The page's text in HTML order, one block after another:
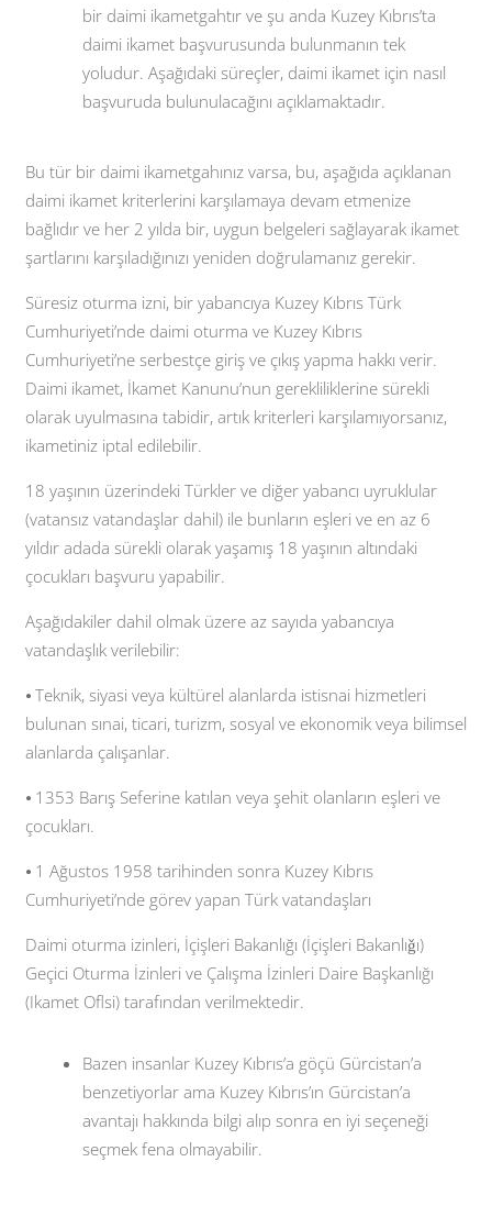
bir daimi ikametgahtır ve şu anda Kuzey Kıbrıs’ta
daimi ikamet başvurusunda bulunmanın tek
yoludur. Aşağıdaki süreçler, daimi ikamet için nasıl
başvuruda bulunulacağını açıklamaktadır.
Bu tür bir daimi ikametgahınız varsa, bu, aşağıda açıklanan
daimi ikamet kriterlerini karşılamaya devam etmenize
bağlıdır ve her 2 yılda bir, uygun belgeleri sağlayarak ikamet
şartlarını karşıladığınızı yeniden doğrulamanız gerekir.
Süresiz oturma izni, bir yabancıya Kuzey Kıbrıs Türk
Cumhuriyeti’nde daimi oturma ve Kuzey Kıbrıs
Cumhuriyeti’ne serbestçe giriş ve çıkış yapma hakkı verir.
Daimi ikamet, İkamet Kanunu’nun gerekliliklerine sürekli
olarak uyulmasına tabidir, artık kriterleri karşılamıyorsanız,
ikametiniz iptal edilebilir.
18 yaşının üzerindeki Türkler ve diğer yabancı uyruklular
(vatansız vatandaşlar dahil) ile bunların eşleri ve en az 6
yıldır adada sürekli olarak yaşamış 18 yaşının altındaki
çocukları başvuru yapabilir.
Aşağıdakiler dahil olmak üzere az sayıda yabancıya
vatandaşlık verilebilir:
⦁ Teknik, siyasi veya kültürel alanlarda istisnai hizmetleri
bulunan sınai, ticari, turizm, sosyal ve ekonomik veya bilimsel
alanlarda çalışanlar.
⦁ 1353 Barış Seferine katılan veya şehit olanların eşleri ve
çocukları.
⦁ 1 Ağustos 1958 tarihinden sonra Kuzey Kıbrıs
Cumhuriyeti’nde görev yapan Türk vatandaşları
Daimi oturma izinleri, İçişleri Bakanlığı (İçişleri Bakanlıǧı)
Geçici Oturma İzinleri ve Çalışma İzinleri Daire Başkanlığı
(Ikamet Oflsi) tarafından verilmektedir.
Bazen insanlar Kuzey Kıbrıs’a göçü Gürcistan’a
benzetiyorlar ama Kuzey Kıbrıs’ın Gürcistan’a
avantajı hakkında bilgi alıp sonra en iyi seçeneği
seçmek fena olmayabilir.